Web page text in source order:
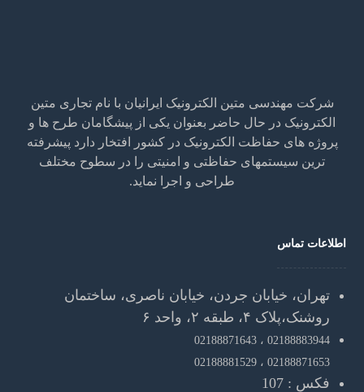
شرکت مهندسی متین الکترونیک ایرانیان با نام تجاری متین
الکترونیک در حال حاضر بعنوان یکی از پیشگامان طرح ها و
پروژه های حفاظت الکترونیک در کشور افتخار دارد پیشرفته
ترین سیستمهای حفاظتی و امنیتی را در سطوح مختلف
طراحی و اجرا نماید.
اطلاعات تماس
تهران، خیابان جردن، خیابان ناصری، ساختمان
روشنک،پلاک ۴، طبقه ۲، واحد ۶
02188883944 ،
02188871643
02188871653 ،
02188881529
فکس : 107